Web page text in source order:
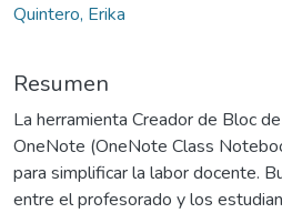
Quintero, Erika
Resumen
La herramienta Creador de Bloc
OneNote (OneNote Class
para simplificar la labor docente.
entre el profesorado y los